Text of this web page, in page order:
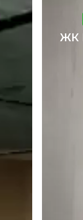
ЖК